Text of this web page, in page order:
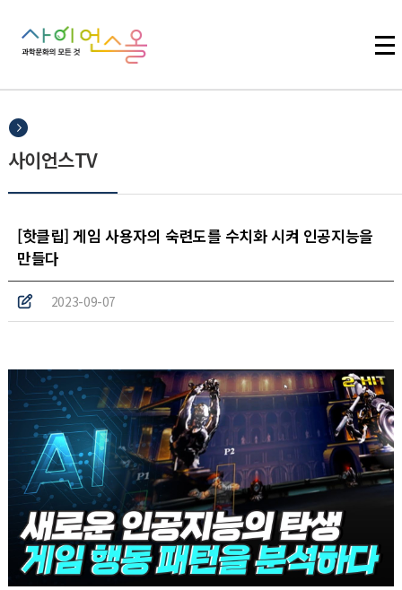
사이언스TV
[핫클립] 게임 사용자의 숙련도를 수치화 시켜 인공지능을
만들다
2023-09-07